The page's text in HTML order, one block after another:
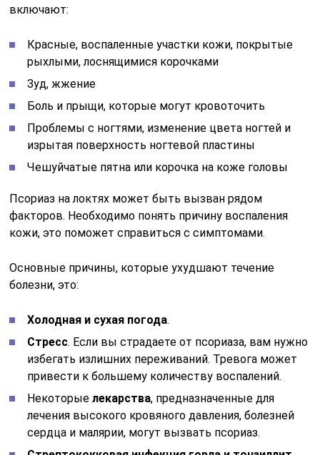
включают:
Красные, воспаленные участки кожи, покрытые
рыхлыми, лоснящимися корочками
Зуд, жжение
Боль и прыщи, которые могут кровоточить
Проблемы с ногтями, изменение цвета ногтей и
изрытая поверхность ногтевой пластины
Чешуйчатые пятна или корочка на коже головы
Псориаз на локтях может быть вызван рядом
факторов. Необходимо понять причину воспаления
кожи, это поможет справиться с симптомами.
Основные причины, которые ухудшают течение
болезни, это:
Холодная и сухая погода.
Стресс. Если вы страдаете от псориаза, вам нужно
избегать излишних переживаний. Тревога может
привести к большему количеству воспалений.
Некоторыелекарства, предназначенные для
лечения высокого кровяного давления, болезней
сердца и малярии, могут вызвать псориаз.